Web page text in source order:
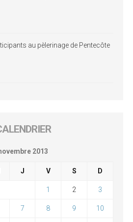
au pèlerinage de Pentecôte
2013
J V S D
1 2 3
7 8 9 10